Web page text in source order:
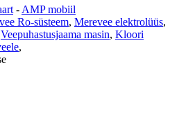
- AMP mobiil
Ro-süsteem, Merevee elektrolüüs,
Veepuhastusjaama masin, Kloori
,